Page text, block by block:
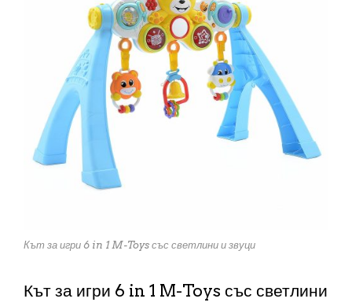
Кът за игри 6 in 1 M-Toys със светлини и звуци
Кът за игри 6 in 1 M-Toys със светлини